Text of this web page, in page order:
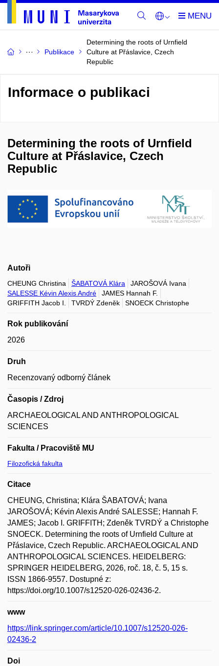
Publikace
Determining the roots of Urnfield
Culture at Přáslavice, Czech
Republic
Informace o publikaci
Determining the roots of Urnfield
Culture at Přáslavice, Czech
Republic
Autoři
CHEUNG Christina ŠABATOVÁ Klára
JAROŠOVÁ Ivana
SALESSE Kévin Alexis André
JAMES Hannah F.
GRIFFITH Jacob I.
TVRDÝ Zdeněk SNOECK Christophe
Rok publikování
2026
Druh
Recenzovaný odborný článek
Časopis / Zdroj
ARCHAEOLOGICAL AND ANTHROPOLOGICAL
SCIENCES
Fakulta / Pracoviště MU
Filozofická fakulta
Citace
CHEUNG, Christina; Klára ŠABATOVÁ; Ivana
JAROŠOVÁ; Kévin Alexis André SALESSE; Hannah F.
JAMES; Jacob I. GRIFFITH; Zdeněk TVRDÝ a Christophe
SNOECK. Determining the roots of Urnfield Culture at
Přáslavice, Czech Republic. ARCHAEOLOGICAL AND
ANTHROPOLOGICAL SCIENCES. HEIDELBERG:
SPRINGER HEIDELBERG, 2026, roč. 18, č. 5, 15 s.
ISSN 1866-9557. Dostupné z:
https://doi.org/10.1007/s12520-026-02436-2.
www
https://link.springer.com/article/10.1007/s12520-026-
02436-2
Doi